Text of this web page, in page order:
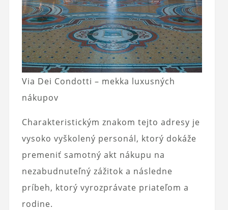
Via Dei Condotti – mekka luxusných
nákupov
Charakteristickým znakom tejto adresy je
vysoko vyškolený personál, ktorý dokáže
premeniť samotný akt nákupu na
nezabudnuteľný zážitok a následne
príbeh, ktorý vyrozprávate priateľom a
rodine.